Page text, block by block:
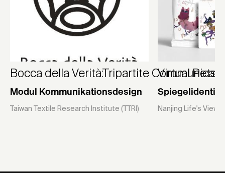
Bocca della Verità:Tripartite
Modul Kommunikationsdesign
Taiwan Textile Research Institute (TTRI)
Virtual Pets
Nanjing Life's View